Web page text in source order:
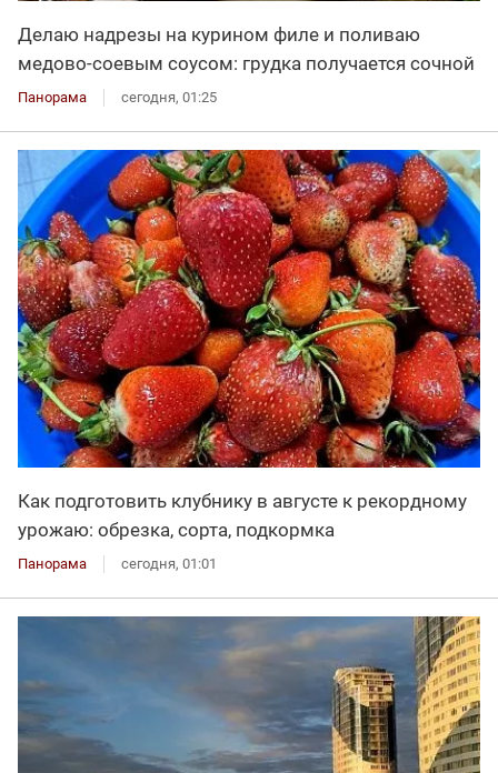
Делаю надрезы на курином филе и поливаю
медово-соевым соусом: грудка получается сочной
Панорама сегодня, 01:25
Как подготовить клубнику в августе к рекордному
урожаю: обрезка, сорта, подкормка
Панорама сегодня, 01:01